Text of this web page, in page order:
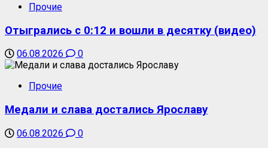
Прочие
Отыгрались с 0:12 и вошли в десятку (видео)
06.08.2026 0
Прочие
Медали и слава достались Ярославу
06.08.2026 0